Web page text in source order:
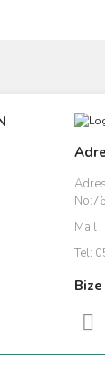
Mail :
Tel:
Bize